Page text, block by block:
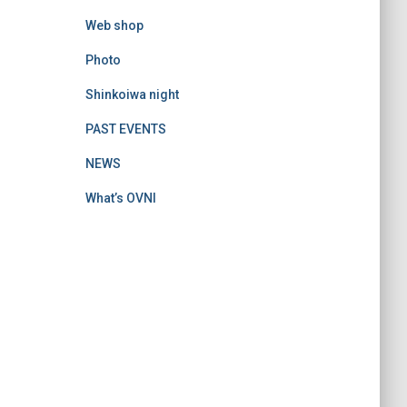
Web shop
Photo
Shinkoiwa night
PAST EVENTS
NEWS
What’s OVNI